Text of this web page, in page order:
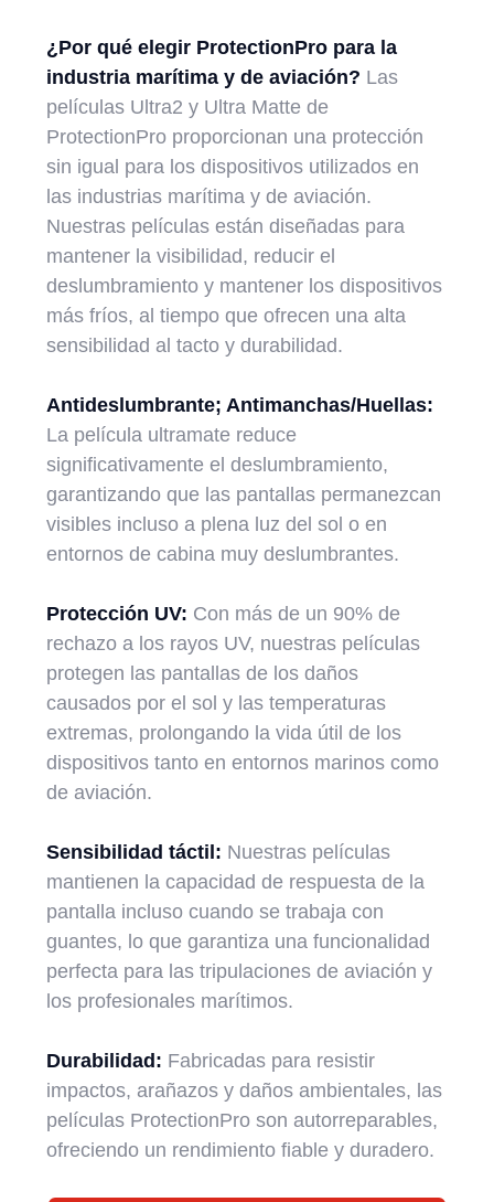
¿Por qué elegir ProtectionPro para la
industria marítima y de aviación? Las
películas Ultra2 y Ultra Matte de
ProtectionPro proporcionan una protección
sin igual para los dispositivos utilizados en
las industrias marítima y de aviación.
Nuestras películas están diseñadas para
mantener la visibilidad, reducir el
deslumbramiento y mantener los dispositivos
más fríos, al tiempo que ofrecen una alta
sensibilidad al tacto y durabilidad.
Antideslumbrante; Antimanchas/Huellas:
La película ultramate reduce
significativamente el deslumbramiento,
garantizando que las pantallas permanezcan
visibles incluso a plena luz del sol o en
entornos de cabina muy deslumbrantes.
Protección UV: Con más de un 90% de
rechazo a los rayos UV, nuestras películas
protegen las pantallas de los daños
causados por el sol y las temperaturas
extremas, prolongando la vida útil de los
dispositivos tanto en entornos marinos como
de aviación.
Sensibilidad táctil: Nuestras películas
mantienen la capacidad de respuesta de la
pantalla incluso cuando se trabaja con
guantes, lo que garantiza una funcionalidad
perfecta para las tripulaciones de aviación y
los profesionales marítimos.
Durabilidad: Fabricadas para resistir
impactos, arañazos y daños ambientales, las
películas ProtectionPro son autorreparables,
ofreciendo un rendimiento fiable y duradero.